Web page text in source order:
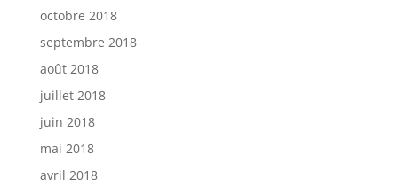
octobre 2018
septembre 2018
août 2018
juillet 2018
juin 2018
mai 2018
avril 2018